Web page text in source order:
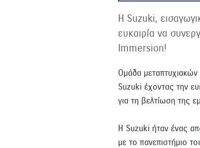
Η Suzuki,
ευκαιρία να
Immersion!
Ομάδα
Suzuki έχοντας την
για τη βελτίωση της
Η Suzuki ήταν ένας
με το πανεπιστήμιο